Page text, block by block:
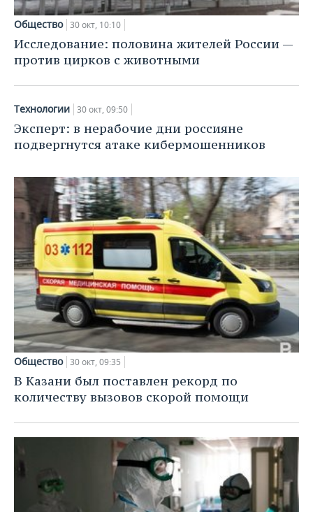
ХОККЕЙ С МЯЧОМ
ПРОИСШЕСТВИЯ
Общество 30 окт, 10:10
Исследование: половина жителей России —
против цирков с животными
Технологии 30 окт, 09:50
Эксперт: в нерабочие дни россияне
подвергнутся атаке кибермошенников
Общество 30 окт, 09:35
В Казани был поставлен рекорд по
количеству вызовов скорой помощи